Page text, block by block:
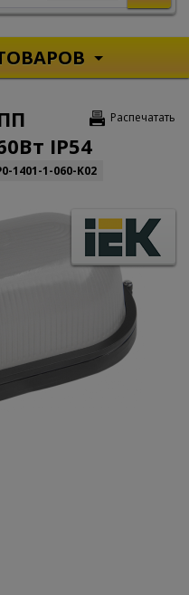
Распечатать
IP54
1401-1-060-K02